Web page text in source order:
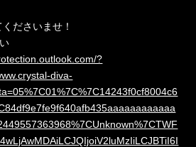
ださいませ！
?
diva-